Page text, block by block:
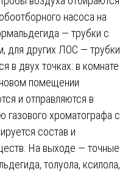
насоса на
— трубки с
для других ЛОС — трубки
в двух точках: в комнате
помещении
и отправляются в
хроматографа с
состав и
На выходе — точные
толуола, ксилола,